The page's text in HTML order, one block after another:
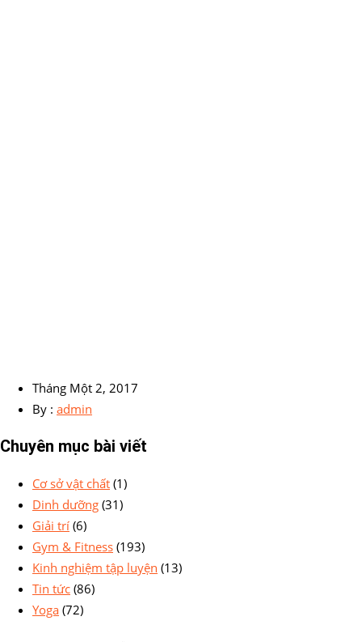
Tháng Một 2, 2017
By : admin
Chuyên mục bài viết
Cơ sở vật chất (1)
Dinh dưỡng (31)
Giải trí (6)
Gym & Fitness (193)
Kinh nghiệm tập luyện (13)
Tin tức (86)
Yoga (72)